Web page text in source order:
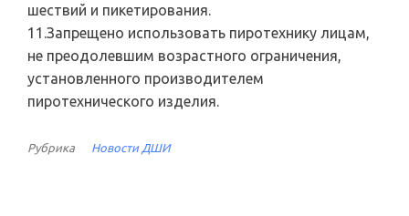
шествий и пикетирования.
11.Запрещено использовать пиротехнику лицам,
не преодолевшим возрастного ограничения,
установленного производителем
пиротехнического изделия.
Рубрика Новости ДШИ